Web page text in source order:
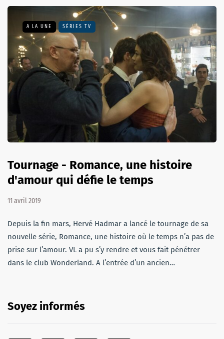
A LA UNE SÉRIES TV
Tournage - Romance, une histoire
d'amour qui défie le temps
11 avril 2019
Depuis la fin mars, Hervé Hadmar a lancé le tournage de sa
nouvelle série, Romance, une histoire où le temps n’a pas de
prise sur l’amour. VL a pu s’y rendre et vous fait pénétrer
dans le club Wonderland. A l’entrée d’un ancien…
Soyez informés